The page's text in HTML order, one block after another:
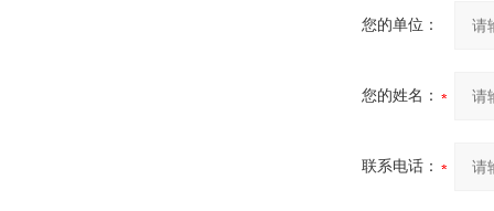
您的单位：
您的姓名：
联系电话：